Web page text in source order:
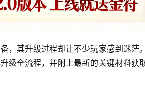
，其升级过程却让不少玩家感到迷茫
级全流程，并附上最新的关键材料获